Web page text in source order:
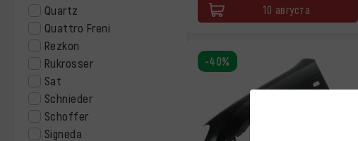
Quartz
Quattro Freni
Rezkon
Rukrosser
Sat
Schnieder
Schoffer
Signeda
10 августа
-40%